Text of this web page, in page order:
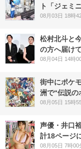
ト「ジェミ
08月03日 18時
松村北斗と
の方へ届け
08月04日 14時
街中にポケ
洲で“伝説の
08月05日 15時
声優・井口
計18ページ
08月05日 7時00